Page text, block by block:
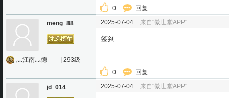
0 回复
meng_88
灬江南灬德 293级
2025-07-04 来自"傲世堂APP"
签到
0 回复
jd_014 2025-07-04 来自"傲世堂APP"